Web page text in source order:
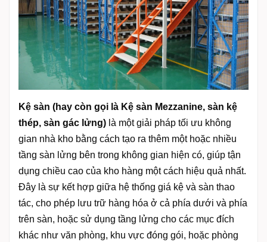
Kệ sàn (hay còn gọi là Kệ sàn Mezzanine, sàn kệ
thép, sàn gác lửng) là một giải pháp tối ưu không
gian nhà kho bằng cách tạo ra thêm một hoặc nhiều
tầng sàn lửng bên trong không gian hiện có, giúp tận
dụng chiều cao của kho hàng một cách hiệu quả nhất.
Đây là sự kết hợp giữa hệ thống giá kệ và sàn thao
tác, cho phép lưu trữ hàng hóa ở cả phía dưới và phía
trên sàn, hoặc sử dụng tầng lửng cho các mục đích
khác như văn phòng, khu vực đóng gói, hoặc phòng